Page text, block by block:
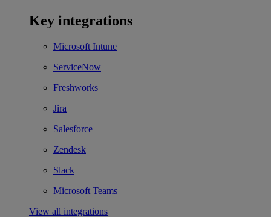
Key integrations
Microsoft Intune
ServiceNow
Freshworks
Jira
Salesforce
Zendesk
Slack
Microsoft Teams
View all integrations